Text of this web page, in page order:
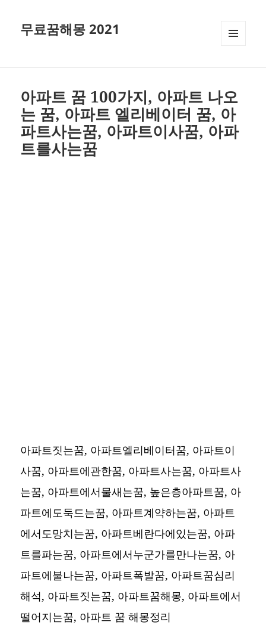
무료꿈해몽 2021
아파트 꿈 100가지, 아파트 나오
는 꿈, 아파트 엘리베이터 꿈, 아
파트사는꿈, 아파트이사꿈, 아파
트를사는꿈
아파트짓는꿈, 아파트엘리베이터꿈, 아파트이
사꿈, 아파트에관한꿈, 아파트사는꿈, 아파트사
는꿈, 아파트에서물새는꿈, 높은층아파트꿈, 아
파트에도둑드는꿈, 아파트계약하는꿈, 아파트
에서도망치는꿈, 아파트베란다에있는꿈, 아파
트를파는꿈, 아파트에서누군가를만나는꿈, 아
파트에불나는꿈, 아파트폭발꿈, 아파트꿈심리
해석, 아파트짓는꿈, 아파트꿈해몽, 아파트에서
떨어지는꿈, 아파트 꿈 해몽정리